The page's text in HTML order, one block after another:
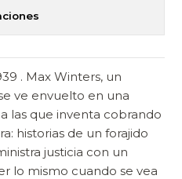
. Max Winters, un
ve envuelto en una
las que inventa cobrando
historias de un forajido
justicia con un
lo mismo cuando se vea